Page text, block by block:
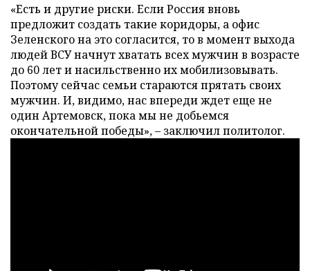
«Есть и другие риски. Если Россия вновь
предложит создать такие коридоры, а офис
Зеленского на это согласится, то в момент выхода
людей ВСУ начнут хватать всех мужчин в возрасте
до 60 лет и насильственно их мобилизовывать.
Поэтому сейчас семьи стараются прятать своих
мужчин. И, видимо, нас впереди ждет еще не
один Артемовск, пока мы не добьемся
окончательной победы», – заключил политолог.